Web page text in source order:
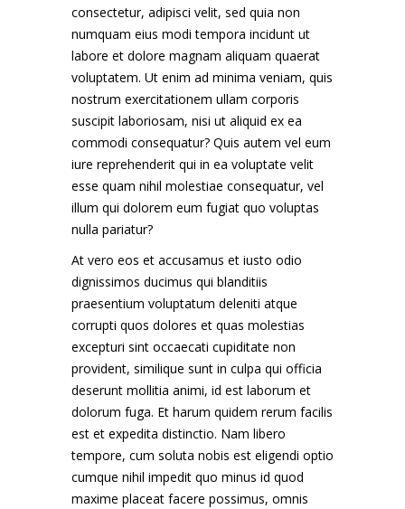
consectetur, adipisci velit, sed quia non
numquam eius modi tempora incidunt ut
labore et dolore magnam aliquam quaerat
voluptatem. Ut enim ad minima veniam, quis
nostrum exercitationem ullam corporis
suscipit laboriosam, nisi ut aliquid ex ea
commodi consequatur? Quis autem vel eum
iure reprehenderit qui in ea voluptate velit
esse quam nihil molestiae consequatur, vel
illum qui dolorem eum fugiat quo voluptas
nulla pariatur?
At vero eos et accusamus et iusto odio
dignissimos ducimus qui blanditiis
praesentium voluptatum deleniti atque
corrupti quos dolores et quas molestias
excepturi sint occaecati cupiditate non
provident, similique sunt in culpa qui officia
deserunt mollitia animi, id est laborum et
dolorum fuga. Et harum quidem rerum facilis
est et expedita distinctio. Nam libero
tempore, cum soluta nobis est eligendi optio
cumque nihil impedit quo minus id quod
maxime placeat facere possimus, omnis